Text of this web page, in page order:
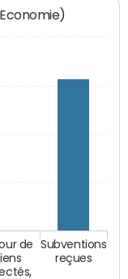
de
Subventions
reçues